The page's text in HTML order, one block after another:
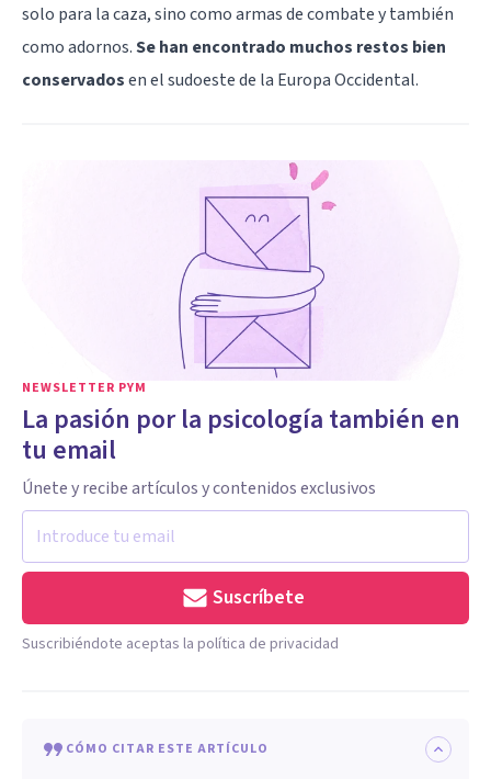
solo para la caza, sino como armas de combate y también
como adornos.Se han encontrado muchos restos bien
conservadosen el sudoeste de la Europa Occidental.
NEWSLETTER PYM
La pasión por la psicología también en
tu email
Únete y recibe artículos y contenidos exclusivos
Suscríbete
Suscribiéndote aceptas la política de privacidad
CÓMO CITAR ESTE ARTÍCULO